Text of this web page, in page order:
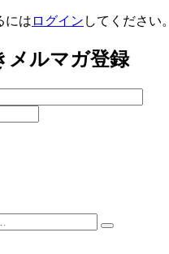
には ログイン してください。
メルマガ登録